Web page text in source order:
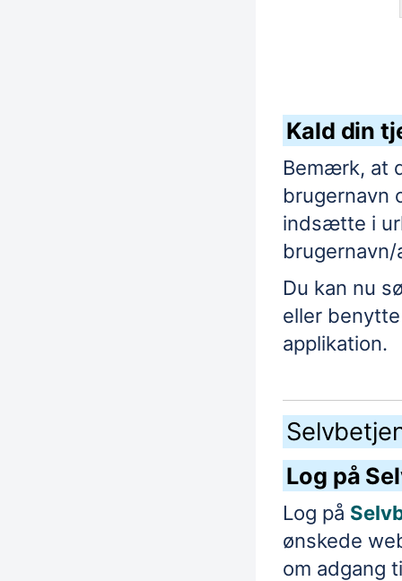
Kald din
Bemærk, at
brugernavn
indsætte i
Du kan nu
eller
applikation.
Log på
Log på
ønskede
om adgang